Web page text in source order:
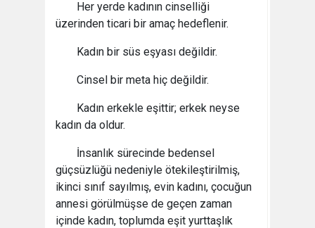
Her yerde kadının cinselliği
üzerinden ticari bir amaç hedeflenir.
Kadın bir süs eşyası değildir.
Cinsel bir meta hiç değildir.
Kadın erkekle eşittir; erkek neyse
kadın da oldur.
İnsanlık sürecinde bedensel
güçsüzlüğü nedeniyle ötekileştirilmiş,
ikinci sınıf sayılmış, evin kadını, çocuğun
annesi görülmüşse de geçen zaman
içinde kadın, toplumda eşit yurttaşlık